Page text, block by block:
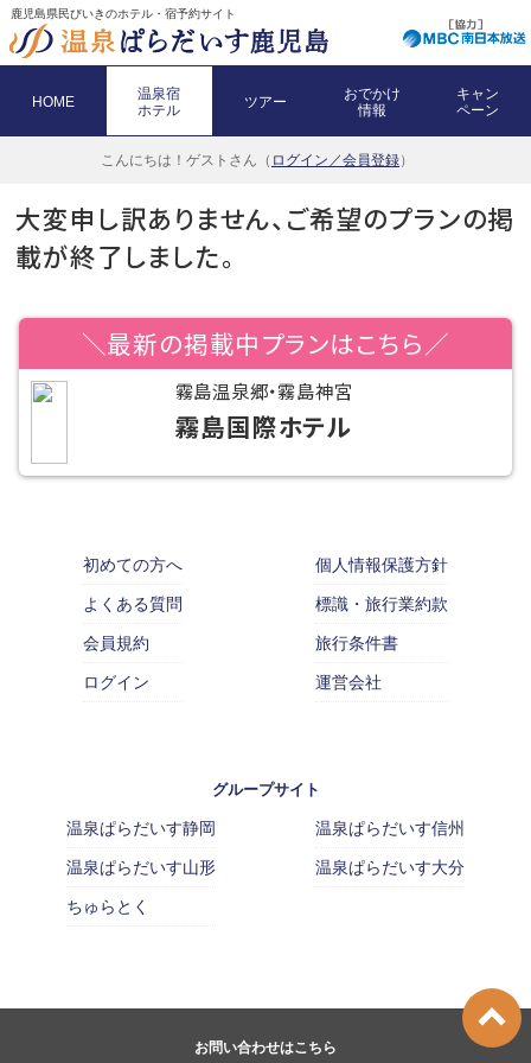
鹿児島県民びいきのホテル・宿予約サイト
HOME
温泉宿
ホテル
ツアー
おでかけ
情報
キャン
ペーン
こんにちは！ ゲストさん（ ログイン／会員登録）
大変申し訳ありません、ご希望のプランの掲
載が終了しました。
＼最新の掲載中プランはこちら／
霧島温泉郷・霧島神宮
霧島国際ホテル
初めての方へ
よくある質問
会員規約
ログイン
個人情報保護方針
標識・旅行業約款
旅行条件書
運営会社
グループサイト
温泉ぱらだいす静岡
温泉ぱらだいす山形
ちゅらとく
温泉ぱらだいす信州
温泉ぱらだいす大分
お問い合わせはこちら